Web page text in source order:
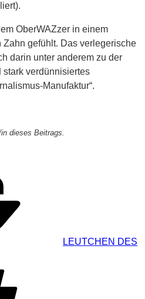
OberWAZzer in einem
Zahn gefühlt. Das verlegerische
darin unter anderem zu der
stark verdünnisiertes
Manufaktur“.
dieses Beitrags.
LEUTCHEN DES